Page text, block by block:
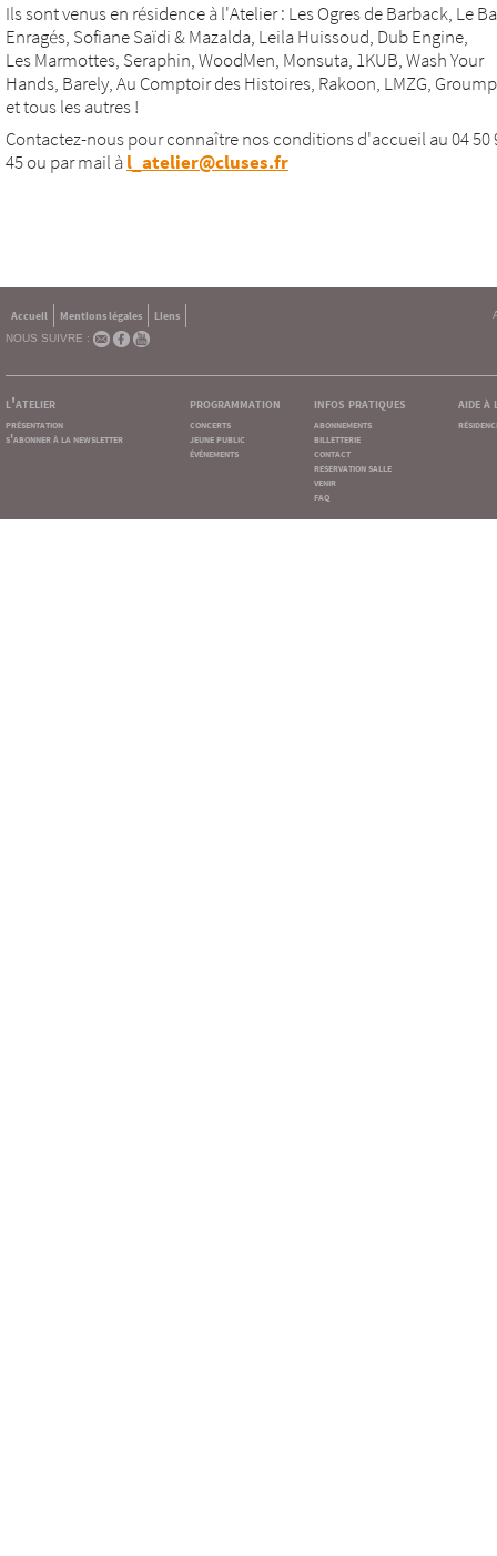
Ils sont venus en résidence à l'Atelier : Les Ogres de Barback, Le
Enragés, Sofiane Saïdi & Mazalda, Leila Huissoud, Dub Engine,
Les Marmottes, Seraphin, WoodMen, Monsuta, 1KUB, Wash Your
Hands, Barely, Au Comptoir des Histoires, Rakoon, LMZG,
et tous les autres !
Contactez-nous pour connaître nos conditions d'accueil au 04 50
45 ou par mail à l_atelier@cluses.fr
Accueil Mentions légales
Liens
NOUS SUIVRE :
l'atelier
présentation
s'abonner à la newsletter
programmation
concerts
jeune public
événements
infos pratiques
abonnements
billetterie
contact
reservation salle
venir
faq
aide